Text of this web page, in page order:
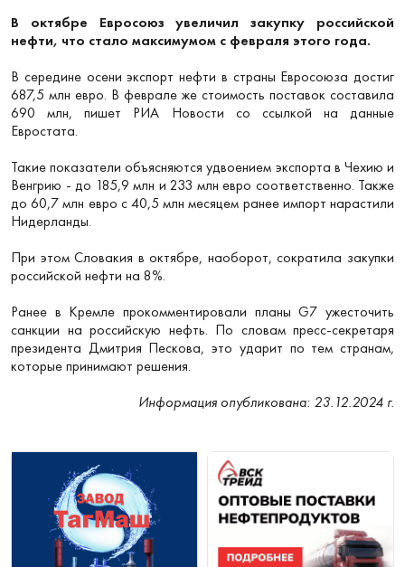
В октябре Евросоюз увеличил закупку российской
нефти, что стало максимумом с февраля этого года.
В середине осени экспорт нефти в страны Евросоюза достиг
687,5 млн евро. В феврале же стоимость поставок составила
690 млн, пишет РИА Новости со ссылкой на данные
Евростата.
Такие показатели объясняются удвоением экспорта в Чехию и
Венгрию - до 185,9 млн и 233 млн евро соответственно. Также
до 60,7 млн евро с 40,5 млн месяцем ранее импорт нарастили
Нидерланды.
При этом Словакия в октябре, наоборот, сократила закупки
российской нефти на 8%.
Ранее в Кремле прокомментировали планы G7 ужесточить
санкции на российскую нефть. По словам пресс-секретаря
президента Дмитрия Пескова, это ударит по тем странам,
которые принимают решения.
Информация опубликована: 23.12.2024 г.